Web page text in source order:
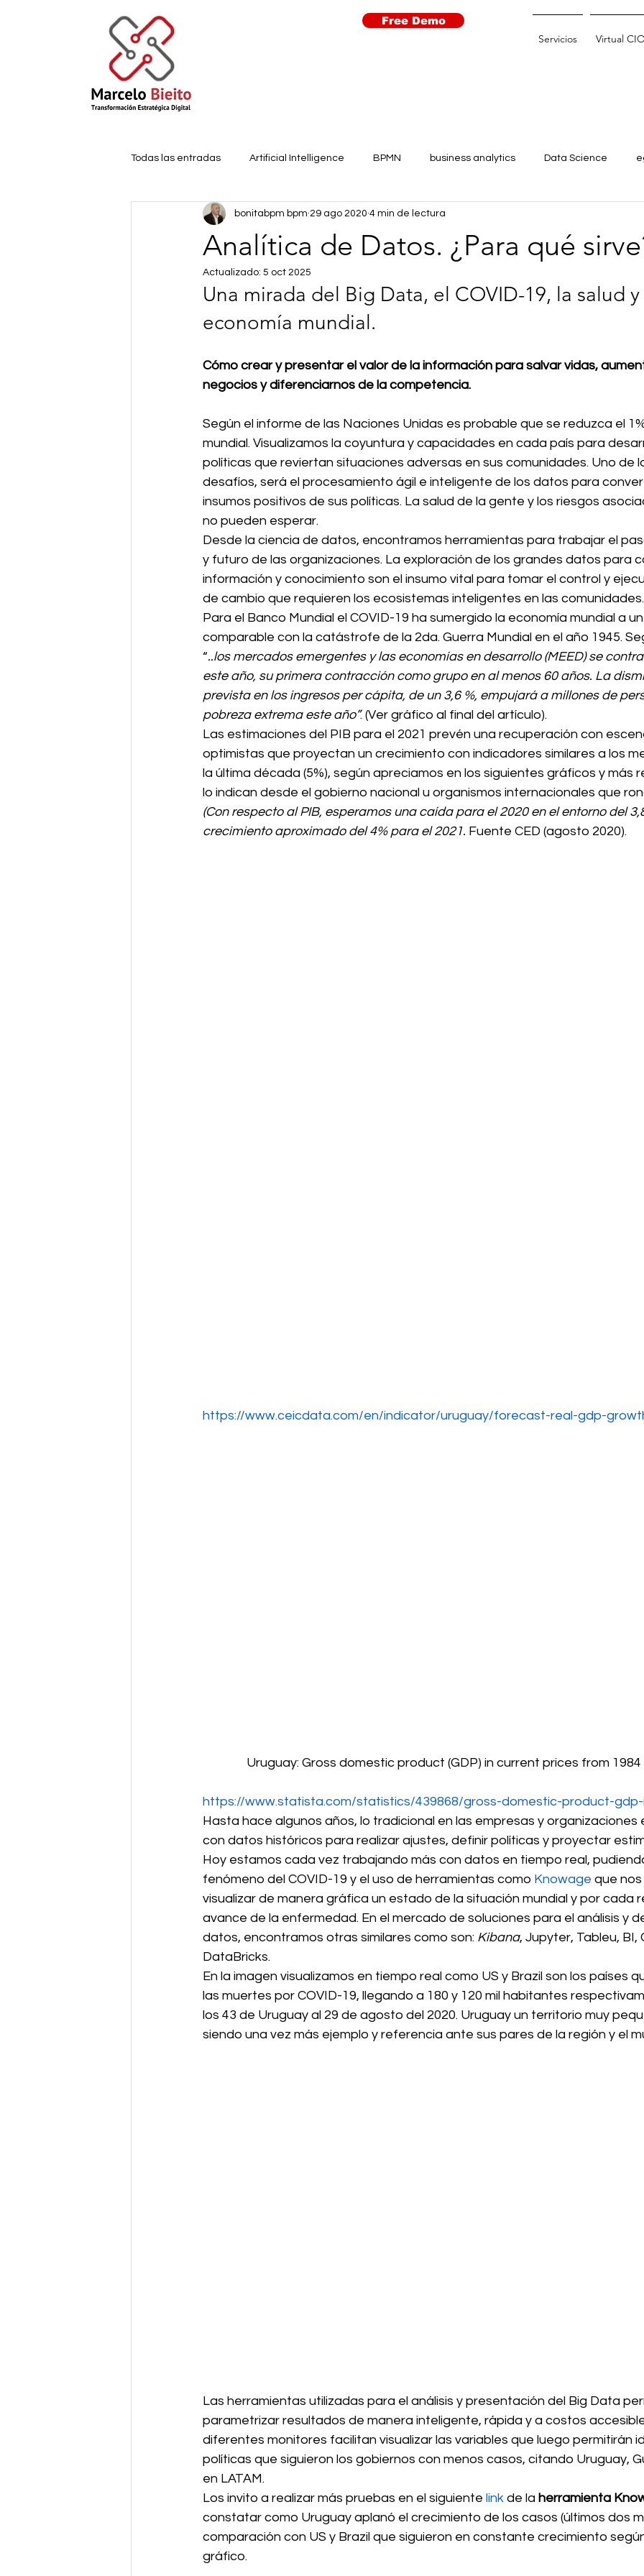
Free Demo
Servicios Virtual
Todas las entradas Artificial Intelligence BPMN business analytics Data Science
Innovación IoT Machine Learning Open Data
strategic planning Technology for agriculture
Industry4.0
Analítica de Datos. ¿Para qué
bonitabpm bpm 29 ago 2020 4 min de lectura
Actualizado: 5 oct 2025
Una mirada del Big Data, el COVID-19, la salud
economía mundial.
Cómo crear y presentar el valor de la información para salvar vidas,
negocios y diferenciarnos de la competencia.
Según el informe de las Naciones Unidas es probable que se reduzca el
mundial. Visualizamos la coyuntura y capacidades en cada país para
políticas que reviertan situaciones adversas en sus comunidades. Uno de
desafíos, será el procesamiento ágil e inteligente de los datos para
insumos positivos de sus políticas. La salud de la gente y los riesgos
no pueden esperar.
Desde la ciencia de datos, encontramos herramientas para trabajar el
y futuro de las organizaciones. La exploración de los grandes datos para
información y conocimiento son el insumo vital para tomar el control y
de cambio que requieren los ecosistemas inteligentes en las
Para el Banco Mundial el COVID-19 ha sumergido la economía mundial a
comparable con la catástrofe de la 2da. Guerra Mundial en el año 1945.
“..los mercados emergentes y las economías en desarrollo (MEED) se
este año, su primera contracción como grupo en al menos 60 años. La
prevista en los ingresos per cápita, de un 3,6 %, empujará a millones de
pobreza extrema este año”. (Ver gráfico al final del artículo).
Las estimaciones del PIB para el 2021 prevén una recuperación con
optimistas que proyectan un crecimiento con indicadores similares a los
la última década (5%), según apreciamos en los siguientes gráficos y más
lo indican desde el gobierno nacional u organismos internacionales que
(Con respecto al PIB, esperamos una caída para el 2020 en el entorno del
crecimiento aproximado del 4% para el 2021. Fuente CED (agosto 2020).
https://www.ceicdata.com/en/indicator/uruguay/forecast-real-gdp-
Uruguay: Gross domestic product (GDP) in current prices from
https://www.statista.com/statistics/439868/gross-domestic-product-
Hasta hace algunos años, lo tradicional en las empresas y
con datos históricos para realizar ajustes, definir políticas y proyectar
Hoy estamos cada vez trabajando más con datos en tiempo real,
fenómeno del COVID-19 y el uso de herramientas como Knowage que
visualizar de manera gráfica un estado de la situación mundial y por cada
avance de la enfermedad. En el mercado de soluciones para el análisis y
datos, encontramos otras similares como son: Kibana, Jupyter, Tableu,
DataBricks.
En la imagen visualizamos en tiempo real como US y Brazil son los países
las muertes por COVID-19, llegando a 180 y 120 mil habitantes
los 43 de Uruguay al 29 de agosto del 2020. Uruguay un territorio muy
siendo una vez más ejemplo y referencia ante sus pares de la región y el
Las herramientas utilizadas para el análisis y presentación del Big Data
parametrizar resultados de manera inteligente, rápida y a costos
diferentes monitores facilitan visualizar las variables que luego permitirán
políticas que siguieron los gobiernos con menos casos, citando Uruguay,
en LATAM.
Los invito a realizar más pruebas en el siguiente link de la herramienta
constatar como Uruguay aplanó el crecimiento de los casos (últimos dos
comparación con US y Brazil que siguieron en constante crecimiento
gráfico.